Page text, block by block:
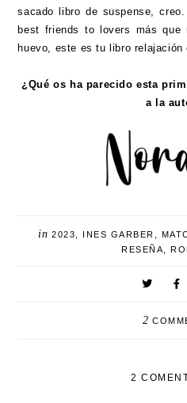
sacado libro de suspense,
best friends to lovers más
huevo, este es tu libro relajación
¿Qué os ha parecido esta
a la
in 2023 INES GARBER
RESEÑA
2
2